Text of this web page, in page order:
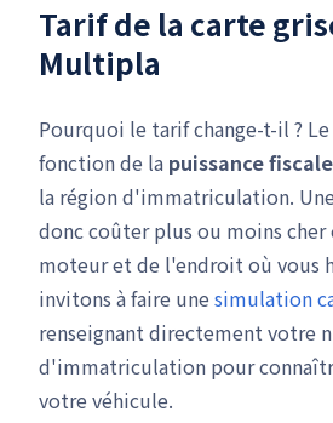
Tarif de la carte
Multipla
Pourquoi le tarif change-t-il ?
fonction de la puissance fiscale
la région d'immatriculation.
donc coûter plus ou moins
moteur et de l'endroit où vous
invitons à faire une simulation
renseignant directement votre
d'immatriculation pour
votre véhicule.